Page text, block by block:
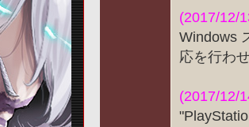
(2017/12/
Windows
応を行わ
(2017/12/